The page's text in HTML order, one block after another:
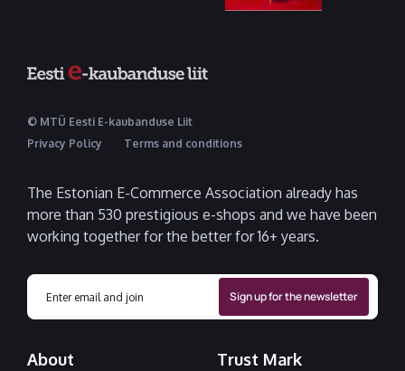
© MTÜ Eesti E-kaubanduse Liit
Privacy Policy
Terms and conditions
The Estonian E-Commerce Association already has
more than 530 prestigious e-shops and we have been
working together for the better for 16+ years.
About Trust Mark